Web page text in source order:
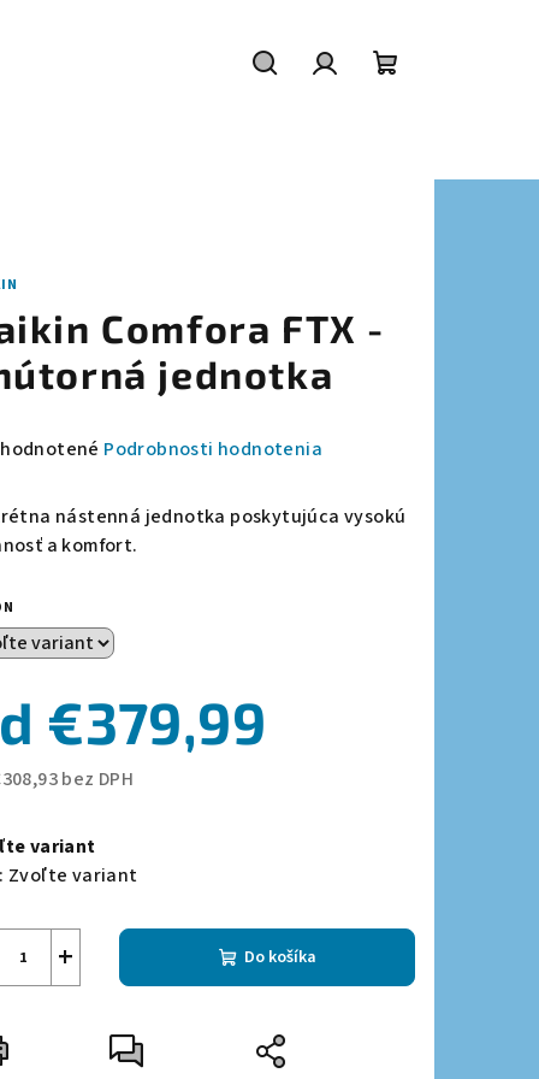
Comfora FTX -
jednotka
Podrobnosti hodnotenia
nástenná jednotka poskytujúca vysokú
a komfort.
€379,99
bez DPH
variant
Zvoľte variant
+ Do košíka